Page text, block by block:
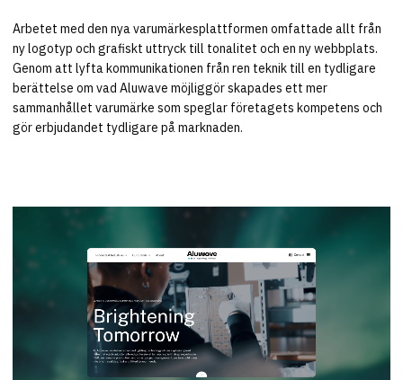
Arbetet med den nya varumärkesplattformen omfattade allt från
ny logotyp och grafiskt uttryck till tonalitet och en ny webbplats.
Genom att lyfta kommunikationen från ren teknik till en tydligare
berättelse om vad Aluwave möjliggör skapades ett mer
sammanhållet varumärke som speglar företagets kompetens och
gör erbjudandet tydligare på marknaden.